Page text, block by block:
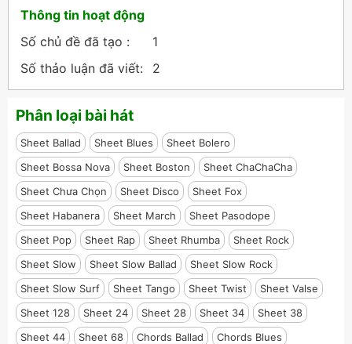
Thông tin hoạt động
Số chủ đề đã tạo :
1
Số thảo luận đã viết:
2
Phân loại bài hát
Sheet Ballad Sheet Blues
Sheet Bolero
Sheet Bossa Nova
Sheet Boston
Sheet ChaChaCha
Sheet Chưa Chọn
Sheet Disco
Sheet Fox
Sheet Habanera
Sheet March
Sheet Pasodope
Sheet Pop
Sheet Rap Sheet Rhumba
Sheet Rock
Sheet Slow
Sheet Slow Ballad
Sheet Slow Rock
Sheet Slow Surf
Sheet Tango Sheet Twist
Sheet Valse
Sheet 128
Sheet 24 Sheet 28 Sheet 34
Sheet 38
Sheet 44
Sheet 68 Chords Ballad
Chords Blues